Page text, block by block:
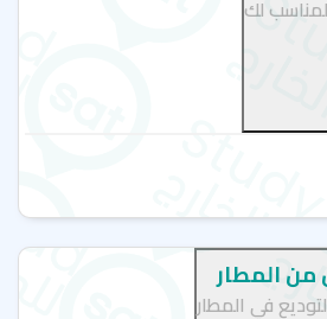
أكسفورد هاوس سنترز - سيدني - Oxford House Centres
لك
من المطار
في المطار